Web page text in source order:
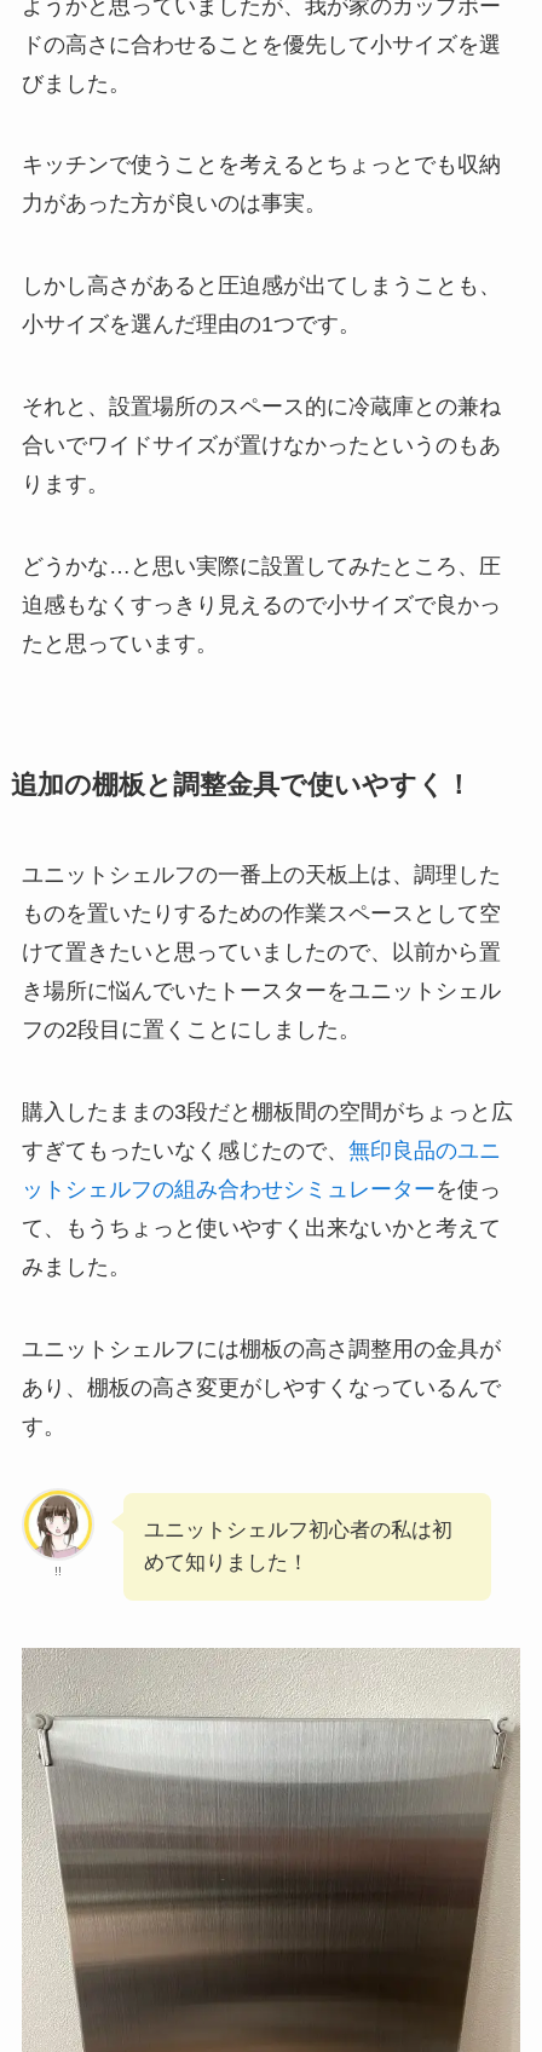
ようかと思っていましたが、我が家のカップボー
ドの高さに合わせることを優先して小サイズを選
びました。
キッチンで使うことを考えるとちょっとでも収納
力があった方が良いのは事実。
しかし高さがあると圧迫感が出てしまうことも、
小サイズを選んだ理由の1つです。
それと、設置場所のスペース的に冷蔵庫との兼ね
合いでワイドサイズが置けなかったというのもあ
ります。
どうかな…と思い実際に設置してみたところ、圧
迫感もなくすっきり見えるので小サイズで良かっ
たと思っています。
追加の棚板と調整金具で使いやすく！
ユニットシェルフの一番上の天板上は、調理した
ものを置いたりするための作業スペースとして空
けて置きたいと思っていましたので、以前から置
き場所に悩んでいたトースターをユニットシェル
フの2段目に置くことにしました。
購入したままの3段だと棚板間の空間がちょっと広
すぎてもったいなく感じたので、 無印良品のユニ
ットシェルフの組み合わせシミュレーターを使っ
て、もうちょっと使いやすく出来ないかと考えて
みました。
ユニットシェルフには棚板の高さ調整用の金具が
あり、棚板の高さ変更がしやすくなっているんで
す。
!!
ユニットシェルフ初心者の私は初
めて知りました！